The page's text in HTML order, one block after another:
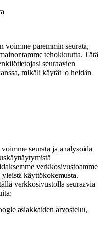
voimme paremmin seurata,
tehokkuutta. Tätä
seuraavien
mikäli käytät jo heidän
seurata ja analysoida
verkkosivustoamme
yleistä käyttökokemusta.
verkkosivustolla seuraavia
asiakkaiden arvostelut,